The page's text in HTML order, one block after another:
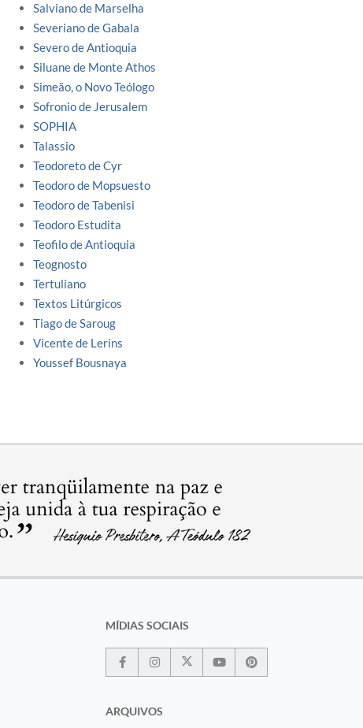
Salviano de Marselha
Severiano de Gabala
Severo de Antioquia
Siluane de Monte Athos
Simeão, o Novo Teólogo
Sofronio de Jerusalem
SOPHIA
Talassio
Teodoreto de Cyr
Teodoro de Mopsuesto
Teodoro de Tabenisi
Teodoro Estudita
Teofilo de Antioquia
Teognosto
Tertuliano
Textos Litúrgicos
Tiago de Saroug
Vicente de Lerins
Youssef Bousnaya
MÍDIAS SOCIAIS
ARQUIVOS